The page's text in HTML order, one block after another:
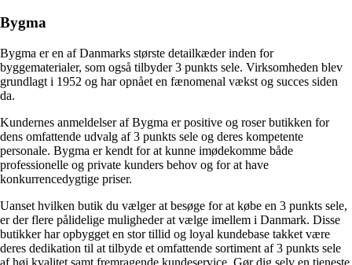
Bygma
Bygma er en af ​​Danmarks største detailkæder inden for
byggematerialer, som også tilbyder 3 punkts sele. Virksomheden blev
grundlagt i 1952 og har opnået en fænomenal vækst og succes siden
da.
Kundernes anmeldelser af Bygma er positive og roser butikken for
dens omfattende udvalg af 3 punkts sele og deres kompetente
personale. Bygma er kendt for at kunne imødekomme både
professionelle og private kunders behov og for at have
konkurrencedygtige priser.
Uanset hvilken butik du vælger at besøge for at købe en 3 punkts sele,
er der flere pålidelige muligheder at vælge imellem i Danmark. Disse
butikker har opbygget en stor tillid og loyal kundebase takket være
deres dedikation til at tilbyde et omfattende sortiment af 3 punkts sele
af høj kvalitet samt fremragende kundeservice. Gør dig selv en tjeneste